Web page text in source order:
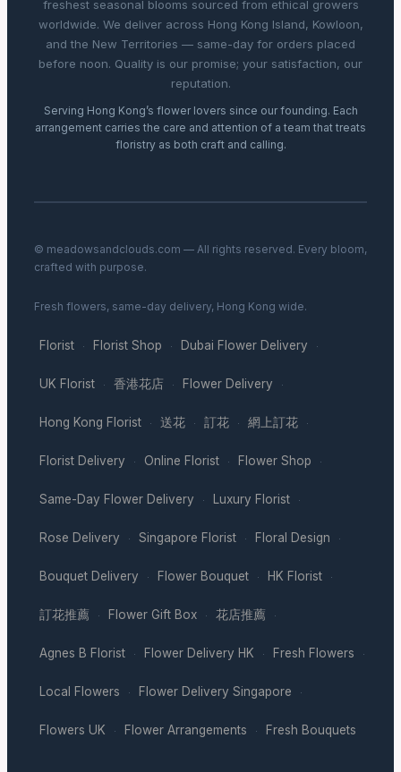
freshest seasonal blooms sourced from ethical growers
worldwide. We deliver across Hong Kong Island, Kowloon,
and the New Territories — same-day for orders placed
before noon. Quality is our promise; your satisfaction, our
reputation.
Serving Hong Kong’s flower lovers since our founding. Each
arrangement carries the care and attention of a team that treats
floristry as both craft and calling.
© meadowsandclouds.com — All rights reserved. Every bloom,
crafted with purpose.
Fresh flowers, same-day delivery, Hong Kong wide.
Florist · Florist Shop · Dubai Flower Delivery ·
UK Florist · 香港花店 · Flower Delivery ·
Hong Kong Florist · 送花 · 訂花 · 網上訂花 ·
Florist Delivery · Online Florist · Flower Shop ·
Same-Day Flower Delivery · Luxury Florist ·
Rose Delivery · Singapore Florist · Floral Design ·
Bouquet Delivery · Flower Bouquet · HK Florist ·
訂花推薦 · Flower Gift Box · 花店推薦 ·
Agnes B Florist · Flower Delivery HK · Fresh Flowers ·
Local Flowers · Flower Delivery Singapore ·
Flowers UK · Flower Arrangements · Fresh Bouquets